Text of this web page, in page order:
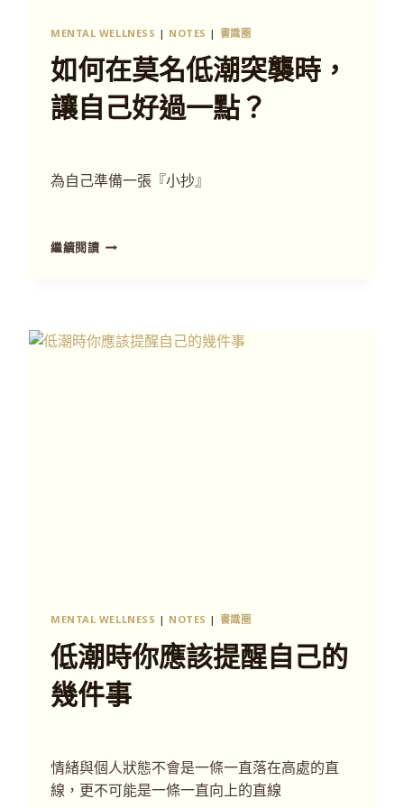
MENTAL WELLNESS | NOTES | 書識圈
如何在莫名低潮突襲時，
讓自己好過一點？
為自己準備一張『小抄』
繼續閱讀
MENTAL WELLNESS | NOTES | 書識圈
低潮時你應該提醒自己的
幾件事
情緒與個人狀態不會是一條一直落在高處的直
線，更不可能是一條一直向上的直線